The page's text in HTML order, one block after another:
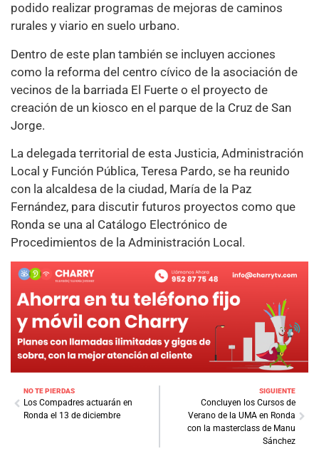
podido realizar programas de mejoras de caminos
rurales y viario en suelo urbano.
Dentro de este plan también se incluyen acciones
como la reforma del centro cívico de la asociación de
vecinos de la barriada El Fuerte o el proyecto de
creación de un kiosco en el parque de la Cruz de San
Jorge.
La delegada territorial de esta Justicia, Administración
Local y Función Pública, Teresa Pardo, se ha reunido
con la alcaldesa de la ciudad, María de la Paz
Fernández, para discutir futuros proyectos como que
Ronda se una al Catálogo Electrónico de
Procedimientos de la Administración Local.
NO TE PIERDAS
Los Compadres actuarán en
Ronda el 13 de diciembre
SIGUIENTE
Concluyen los Cursos de
Verano de la UMA en Ronda
con la masterclass de Manu
Sánchez